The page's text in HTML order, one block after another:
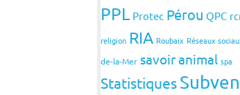
PPL Protec Pérou QPC
religion RIA Roubaix Réseaux
de-la-Mer savoir animal spa
Statistiques